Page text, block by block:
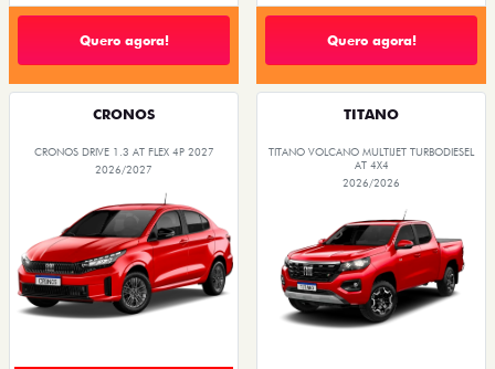
Quero agora! Quero agora!
CRONOS
CRONOS DRIVE 1.3 AT FLEX 4P 2027
2026/2027
TITANO
TITANO VOLCANO MULTIJET TURBODIESEL
AT 4X4
2026/2026